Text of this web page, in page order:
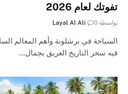
تفوتك لعام 2026
بواسطة Layal Al Ali 0
السياحة في برشلونة وأهم المعالم
فيه سحر التاريخ العريق بجمال…